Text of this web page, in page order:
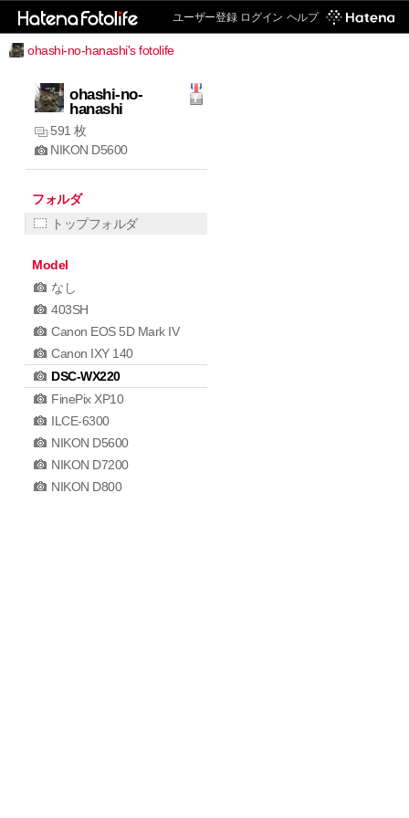
ユーザー登録 ログイン ヘルプ
ohashi-no-hanashi's fotolife
ohashi-no-
hanashi
591 枚
NIKON D5600
フォルダ
トップフォルダ
Model
なし
403SH
Canon EOS 5D Mark IV
Canon IXY 140
DSC-WX220
FinePix XP10
ILCE-6300
NIKON D5600
NIKON D7200
NIKON D800